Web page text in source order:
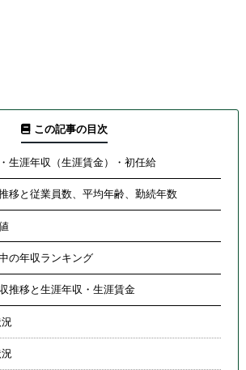
この記事の目次
生涯年収（生涯賃金）・初任給
移と従業員数、平均年齢、勤続年数
の年収ランキング
推移と生涯年収・生涯賃金